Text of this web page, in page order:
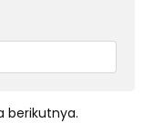
berikutnya.